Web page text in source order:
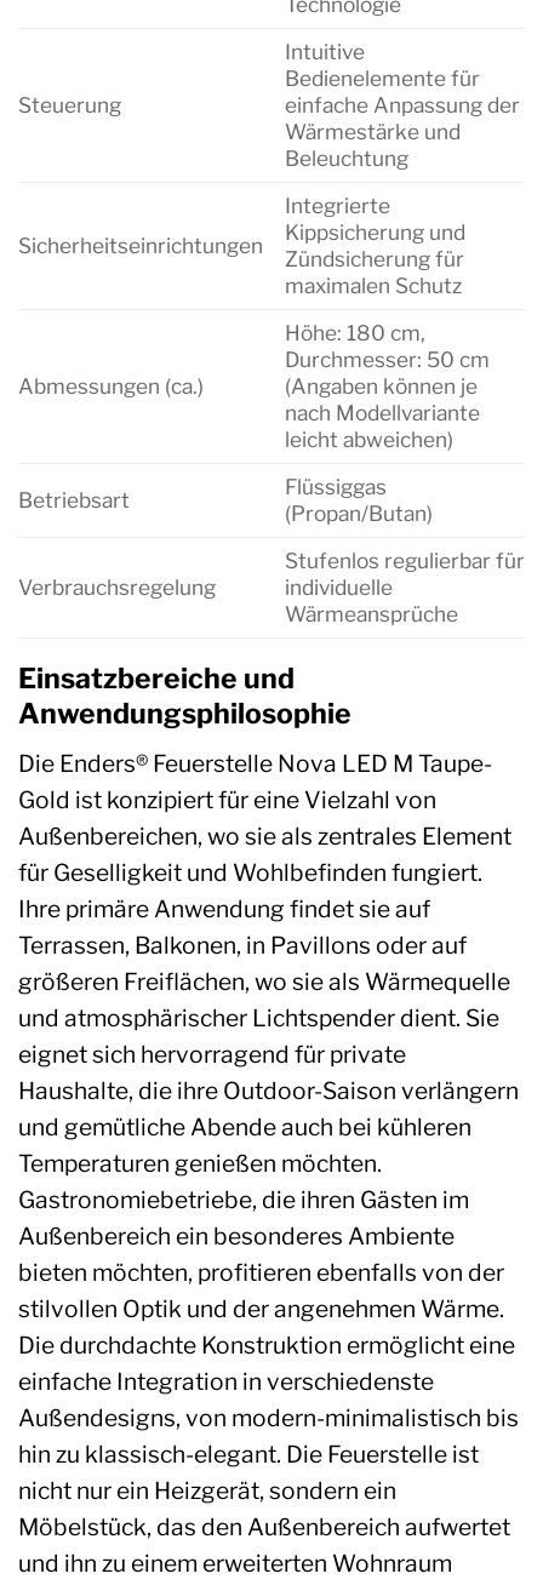
Steuerung
Intuitive
Bedienelemente für
einfache Anpassung der
Wärmestärke und
Beleuchtung
Sicherheitseinrichtungen
Integrierte
Kippsicherung und
Zündsicherung für
maximalen Schutz
Abmessungen (ca.)
Höhe: 180 cm,
Durchmesser: 50 cm
(Angaben können je
nach Modellvariante
leicht abweichen)
Betriebsart
Flüssiggas
(Propan/Butan)
Verbrauchsregelung
Stufenlos regulierbar für
individuelle
Wärmeansprüche
Einsatzbereiche und
Anwendungsphilosophie
Die Enders® Feuerstelle Nova LED M Taupe-
Gold ist konzipiert für eine Vielzahl von
Außenbereichen, wo sie als zentrales Element
für Geselligkeit und Wohlbefinden fungiert.
Ihre primäre Anwendung findet sie auf
Terrassen, Balkonen, in Pavillons oder auf
größeren Freiflächen, wo sie als Wärmequelle
und atmosphärischer Lichtspender dient. Sie
eignet sich hervorragend für private
Haushalte, die ihre Outdoor-Saison verlängern
und gemütliche Abende auch bei kühleren
Temperaturen genießen möchten.
Gastronomiebetriebe, die ihren Gästen im
Außenbereich ein besonderes Ambiente
bieten möchten, profitieren ebenfalls von der
stilvollen Optik und der angenehmen Wärme.
Die durchdachte Konstruktion ermöglicht eine
einfache Integration in verschiedenste
Außendesigns, von modern-minimalistisch bis
hin zu klassisch-elegant. Die Feuerstelle ist
nicht nur ein Heizgerät, sondern ein
Möbelstück, das den Außenbereich aufwertet
und ihn zu einem erweiterten Wohnraum